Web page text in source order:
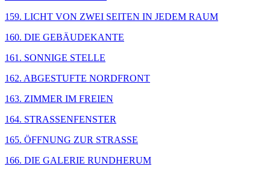
159. LICHT VON ZWEI SEITEN IN JEDEM RAUM
160. DIE GEBÄUDEKANTE
161. SONNIGE STELLE
162. ABGESTUFTE NORDFRONT
163. ZIMMER IM FREIEN
164. STRASSENFENSTER
165. ÖFFNUNG ZUR STRASSE
166. DIE GALERIE RUNDHERUM